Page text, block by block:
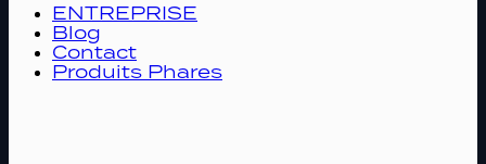
ENTREPRISE
Blog
Contact
Produits Phares